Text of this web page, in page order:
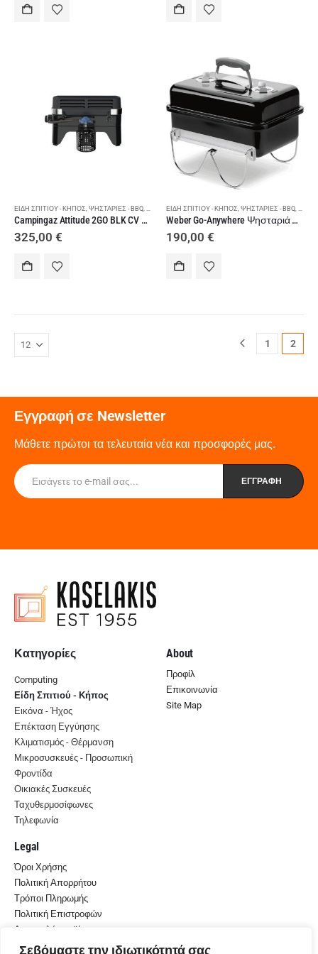
Σεβόμαστε την ιδιωτικότητά σας
ΕΊΔΗ ΣΠΙΤΙΟΎ - ΚΉΠΟΣ ΨΗΣΤΑΡΙΈΣ - BBQ ΨΗΣΤΑΡΙΈΣ ΥΓΡΑΕΡΊΟΥ
Campingaz Attitude 2GO BLK CV Ψησταριά Υγραερίου
325,00 €
ΕΊΔΗ ΣΠΙΤΙΟΎ - ΚΉΠΟΣ ΨΗΣΤΑΡΙΈΣ - BBQ
Weber Go-Anywhere Ψησταριά Υγραερίου
190,00 €
1 2
Εγγραφή σε Newsletter
Μάθετε πρώτοι τα τελευταία νέα και προσφορές μας.
Κατηγορίες
Computing
Είδη Σπιτιού - Κήπος
Εικόνα - Ήχος
Επέκταση Εγγύησης
Κλιματισμός - Θέρμανση
Μικροσυσκευές - Προσωπική
Φροντίδα
Οικιακές Συσκευές
Ταχυθερμοσίφωνες
Τηλεφωνία
About
Προφίλ
Επικοινωνία
Site Map
Legal
Όροι Χρήσης
Πολιτική Απορρήτου
Τρόποι Πληρωμής
Πολιτική Επιστροφών
Αποστολή προϊόντων